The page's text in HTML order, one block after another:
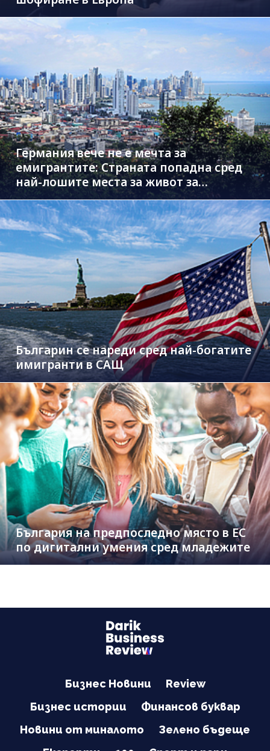
Германия вече не е мечта за
емигрантите: Страната попадна сред
най-лошите места за живот за
чужденци
Българин се нареди сред най-богатите
имигранти в САЩ
България на предпоследно място в ЕС
по дигитални умения сред младежите
Бизнес Новини
Review
Бизнес истории
Финансов буквар
Новини от миналото
Зелено бъдеще